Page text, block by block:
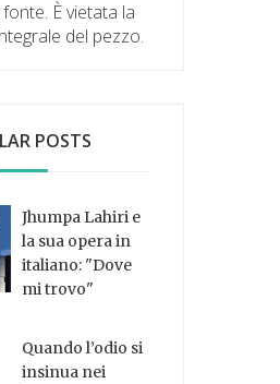
È vietata la
del pezzo.
POSTS
Jhumpa Lahiri e
la sua opera in
italiano: "Dove
mi trovo"
Quando l’odio si
insinua nei